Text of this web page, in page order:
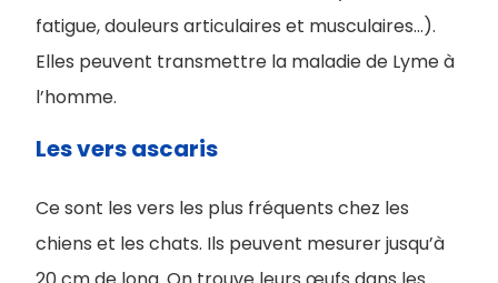
fatigue, douleurs articulaires et musculaires...).
Elles peuvent transmettre la maladie de Lyme à
l’homme.
Les vers ascaris
Ce sont les vers les plus fréquents chez les
chiens et les chats. Ils peuvent mesurer jusqu’à